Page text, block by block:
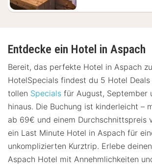
Entdecke ein Hotel in Aspach
Bereit, das perfekte Hotel in Aspach
HotelSpecials findest du 5 Hotel
tollen Specials für August, September
hinaus. Die Buchung ist kinderleicht –
ab 69€ und einem Durchschnittspreis
ein Last Minute Hotel in Aspach für
unkomplizierten Kurztrip. Erlebe
Aspach Hotel mit Annehmlichkeiten